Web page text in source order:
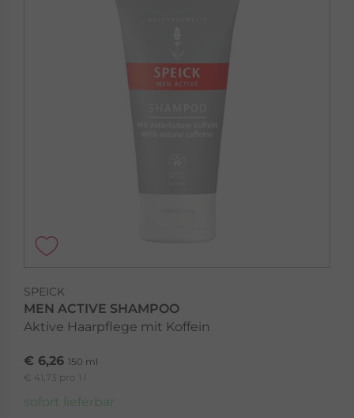
SPEICK
MEN ACTIVE SHAMPOO
Aktive Haarpflege mit Koffein
€ 6,26 150 ml
€ 41,73 pro 1 l
sofort lieferbar